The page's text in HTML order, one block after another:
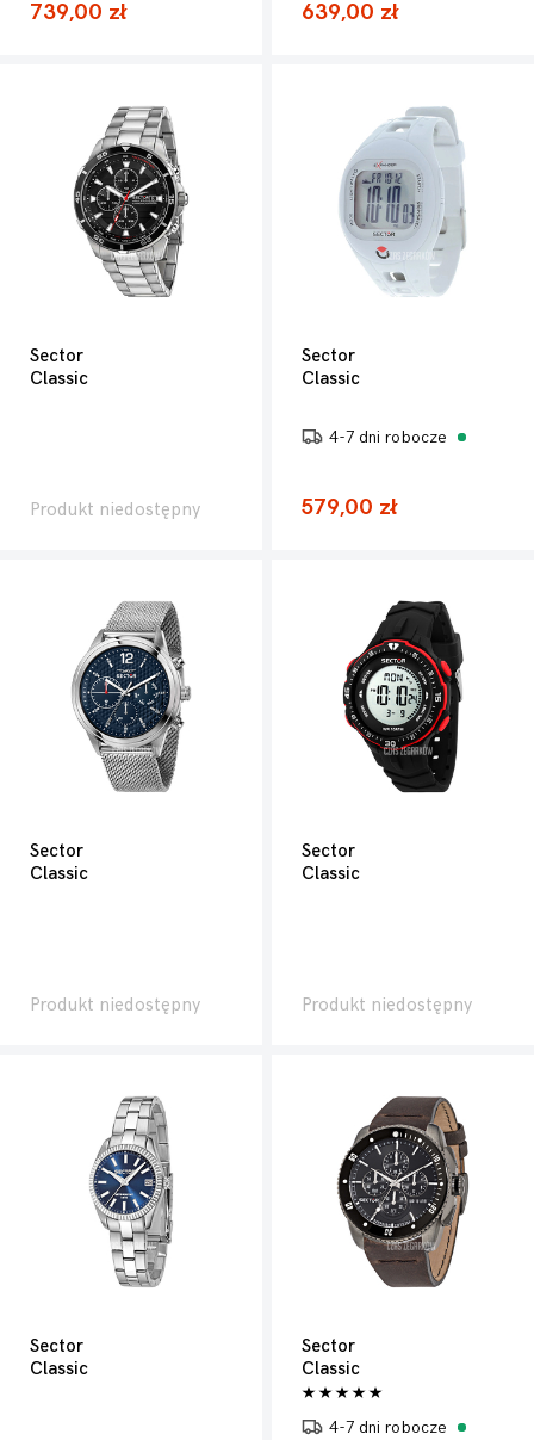
739,00 zł 639,00 zł
Sector
Classic
Produkt niedostępny
Sector
Classic
4-7 dni robocze
579,00 zł
Sector
Classic
Produkt niedostępny
Sector
Classic
Produkt niedostępny
Sector
Classic
Sector
Classic
4-7 dni robocze